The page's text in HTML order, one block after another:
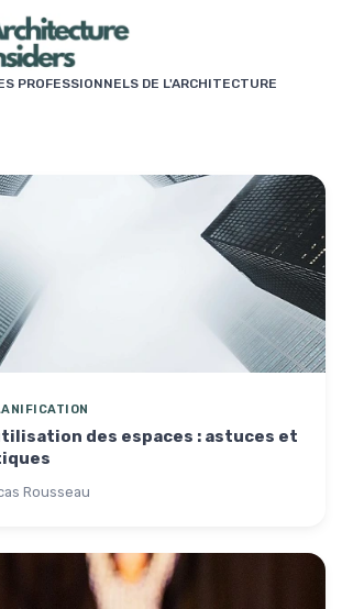
PROFESSIONNELS DE L'ARCHITECTURE
des espaces : astuces et
Rousseau
des cookies